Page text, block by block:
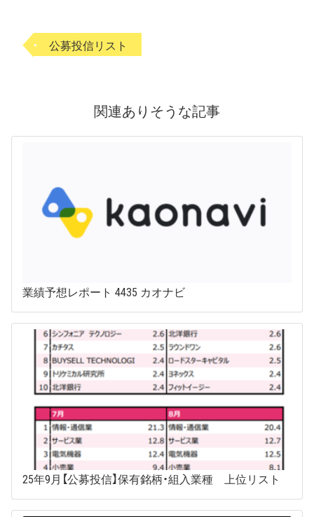
公募投信リスト
関連ありそうな記事
業績予想レポート 4435 カオナビ
25年9月【公募投信】保有銘柄・組入業種 上位リスト